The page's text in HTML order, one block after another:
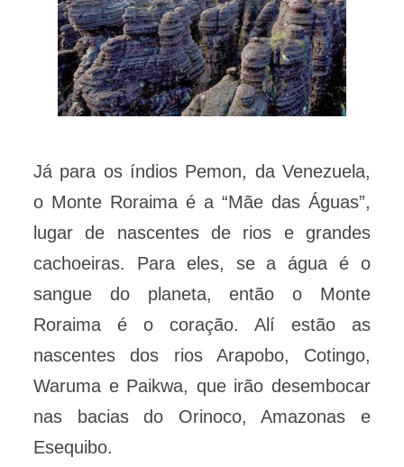
Já para os índios Pemon, da Venezuela,
o Monte Roraima é a “Mãe das Águas”,
lugar de nascentes de rios e grandes
cachoeiras. Para eles, se a água é o
sangue do planeta, então o Monte
Roraima é o coração. Alí estão as
nascentes dos rios Arapobo, Cotingo,
Waruma e Paikwa, que irão desembocar
nas bacias do Orinoco, Amazonas e
Esequibo.